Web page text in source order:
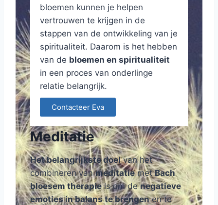
bloemen kunnen je helpen
vertrouwen te krijgen in de
stappen van de ontwikkeling van je
spiritualiteit. Daarom is het hebben
van de bloemen en spiritualiteit
in een proces van onderlinge
relatie belangrijk.
Contacteer Eva
Meditatie
Het belangrijkste doelvan het
combineren vanmeditatiemetBach
bloesem therapieis om denegatieve
emoties in balans te brengenen te